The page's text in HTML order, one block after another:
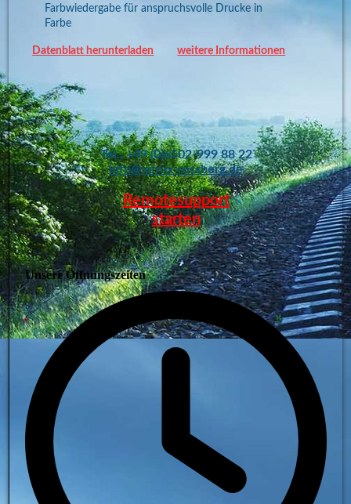
Farbwiedergabe für anspruchsvolle Drucke in
Farbe
Datenblatt herunterladen weitere Informationen
Tel.: +49 (0)6502-999 88 22
info@xerox-rossberg.de
Remotesupport
starten
Unsere Öffnungszeiten